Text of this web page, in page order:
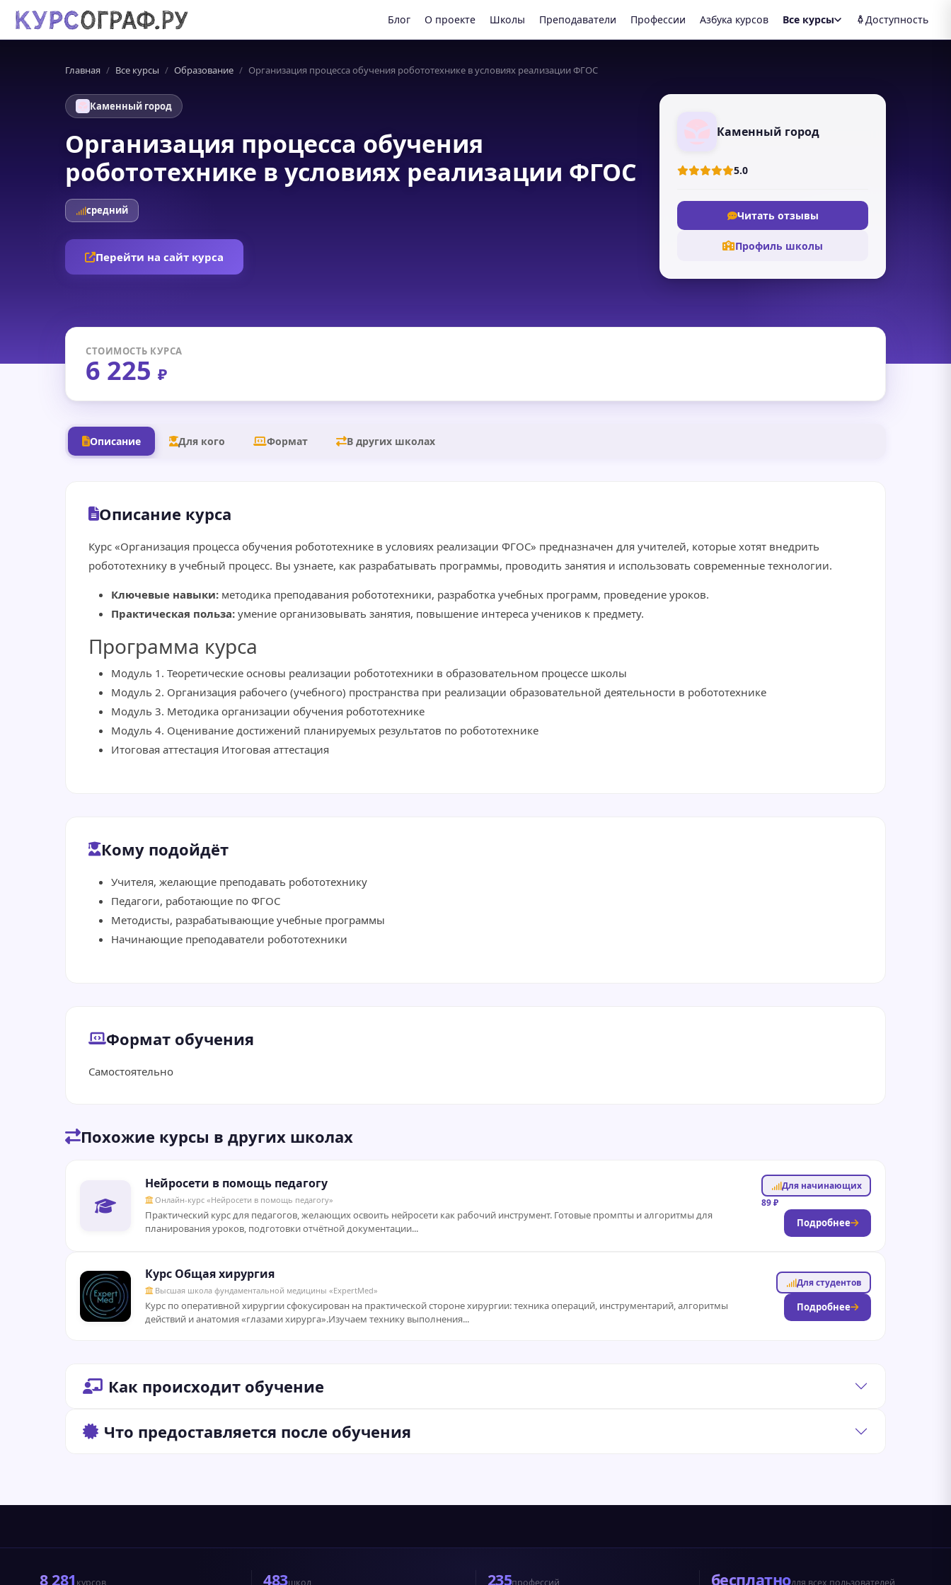
Блог О проекте Школы Преподаватели Профессии Азбука курсов Все курсы Доступность
Главная Все курсы Образование Организация процесса обучения робототехнике в условиях реализации ФГОС
Каменный город
Организация процесса обучения
робототехнике в условиях реализации ФГОС
средний
Перейти на сайт курса
Каменный город
5.0
Читать отзывы
Профиль школы
СТОИМОСТЬ КУРСА
6 225 ₽
Описание Для кого Формат В других школах
Описание курса
Курс «Организация процесса обучения робототехнике в условиях реализации ФГОС» предназначен для учителей, которые хотят внедрить
робототехнику в учебный процесс. Вы узнаете, как разрабатывать программы, проводить занятия и использовать современные технологии.
Ключевые навыки: методика преподавания робототехники, разработка учебных программ, проведение уроков.
Практическая польза: умение организовывать занятия, повышение интереса учеников к предмету.
Программа курса
Модуль 1. Теоретические основы реализации робототехники в образовательном процессе школы
Модуль 2. Организация рабочего (учебного) пространства при реализации образовательной деятельности в робототехнике
Модуль 3. Методика организации обучения робототехнике
Модуль 4. Оценивание достижений планируемых результатов по робототехнике
Итоговая аттестация Итоговая аттестация
Кому подойдёт
Учителя, желающие преподавать робототехнику
Педагоги, работающие по ФГОС
Методисты, разрабатывающие учебные программы
Начинающие преподаватели робототехники
Формат обучения
Самостоятельно
Похожие курсы в других школах
Нейросети в помощь педагогу
Онлайн-курс «Нейросети в помощь педагогу»
Практический курс для педагогов, желающих освоить нейросети как рабочий инструмент. Готовые промпты и алгоритмы для
планирования уроков, подготовки отчётной документации...
Для начинающих
89 ₽
Подробнее
Курс Общая хирургия
Высшая школа фундаментальной медицины «ExpertMed»
Курс по оперативной хирургии сфокусирован на практической стороне хирургии: техника операций, инструментарий, алгоритмы
действий и анатомия «глазами хирурга».Изучаем технику выполнения...
Для студентов
Подробнее
Как происходит обучение
Что предоставляется после обучения
8 281 курсов 483школ 235профессий бесплатнодля всех пользователей